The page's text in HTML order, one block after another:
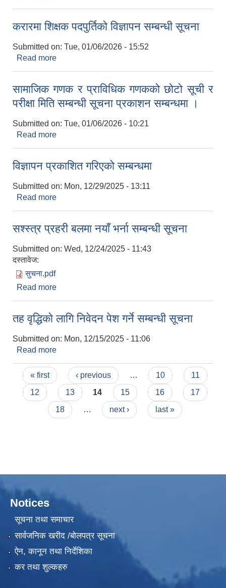
गराउन गाउँपालिका हार्दिक अपिल गर्दछ ।
करारमा शिक्षक पदपुर्तिको विज्ञापन सम्बन्धी सूचना
Submitted on: Tue, 01/06/2026 - 15:52
Read more
सामाजिक गणक र प्राविधिक गणकको छोटो सूची र
परीक्षा मिति सम्बन्धी सूचना प्रकाशन सम्बन्धमा ।
Submitted on: Tue, 01/06/2026 - 10:21
Read more
विज्ञापन प्रकाशित गरिएको सम्बन्धमा
Submitted on: Mon, 12/29/2025 - 13:11
Read more
सश्स्त्र प्रहरी बलमा नयाँ भर्ना सम्बन्धी सूचना
Submitted on: Wed, 12/24/2025 - 11:43
दस्तावेज:
सुचना.pdf
Read more
तह वृद्धिकाे लागि निवेदन पेश गर्ने सम्बन्धी सूचना
Submitted on: Mon, 12/15/2025 - 11:06
Read more
Pages
« first ‹ previous … 10
11
12
13 14 15 16
17
18
… next › last »
Notices
सूचना तथा समाचार
सार्वजनिक खरीद /बोलपत्र सूचना
ऐन, कानून तथा निर्देशिका
कर तथा शुल्कहरु